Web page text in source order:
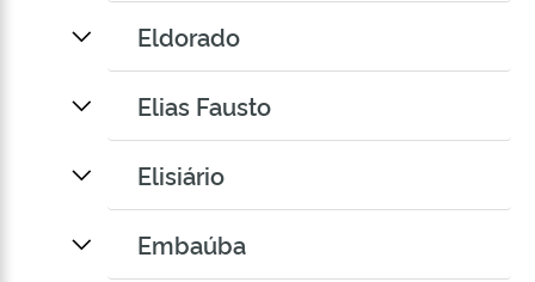
Eldorado
Elias Fausto
Elisiário
Embaúba